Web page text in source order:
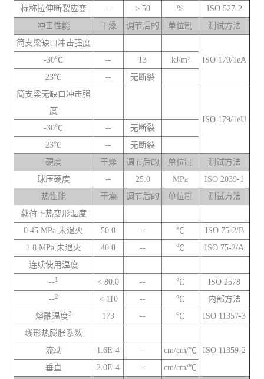
标称拉伸断裂应变
-- > 50 %
ISO 527-2
冲击性能
干燥 调节后的 单位制
测试方法
简支梁缺口冲击强度
ISO 179/1eA
-30℃ -- 13
kJ/m²
23℃
--
无断裂
简支梁无缺口冲击强
度
ISO 179/1eU
-30℃
--
无断裂
23℃
--
无断裂
硬度
干燥 调节后的 单位制
测试方法
球压硬度
-- 25.0 MPa
ISO 2039-1
热性能
干燥 调节后的 单位制
测试方法
载荷下热变形温度
0.45 MPa,未退火
50.0 -- ℃
ISO 75-2/B
1.8 MPa,未退火
40.0 -- ℃
ISO 75-2/A
连续使用温度
--1 < 80.0 -- ℃
ISO 2578
--2 < 110 -- ℃
内部方法
熔融温度3 173 -- ℃
ISO 11357-3
线形热膨胀系数
ISO 11359-2
流动 1.6E-4 --
cm/cm/℃
垂直
2.0E-4 --
cm/cm/℃